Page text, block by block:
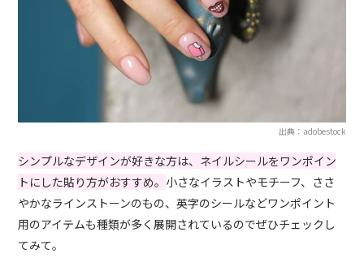
出典：adobestock
シンプルなデザインが好きな方は、ネイルシールをワンポイン
トにした貼り方がおすすめ。 小さなイラストやモチーフ、ささ
やかなラインストーンのもの、英字のシールなどワンポイント
用のアイテムも種類が多く展開されているのでぜひチェックし
てみて。